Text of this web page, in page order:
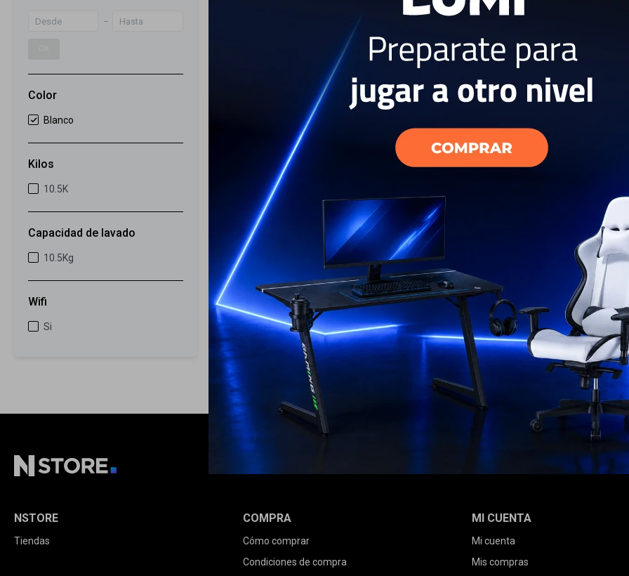
USD764
GARANTÍA: 1 AÑO
ENVÍO A TODO EL PAÍS
Color
Blanco
Kilos
10.5K
Capacidad de lavado
10.5Kg
Wifi
Si
NSTORE
Tiendas
COMPRA
Cómo comprar
Condiciones de compra
MI CUENTA
Mi cuenta
Mis compras